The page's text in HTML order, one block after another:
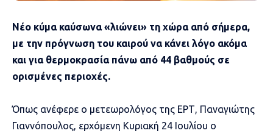
Νέο κύμα καύσωνα «λιώνει» τη χώρα από σήμερα,
με την πρόγνωση του καιρού να κάνει λόγο ακόμα
και για θερμοκρασία πάνω από 44 βαθμούς σε
ορισμένες περιοχές.
Όπως ανέφερε ο μετεωρολόγος της ΕΡΤ, Παναγιώτης
Γιαννόπουλος, ερχόμενη Κυριακή 24 Ιουλίου ο